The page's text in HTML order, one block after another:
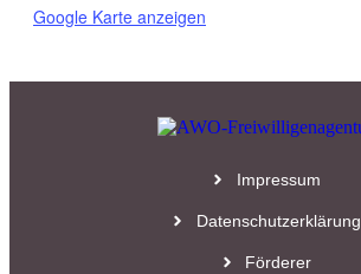
Google Karte anzeigen
Impressum
Datenschutzerklärung
Förderer